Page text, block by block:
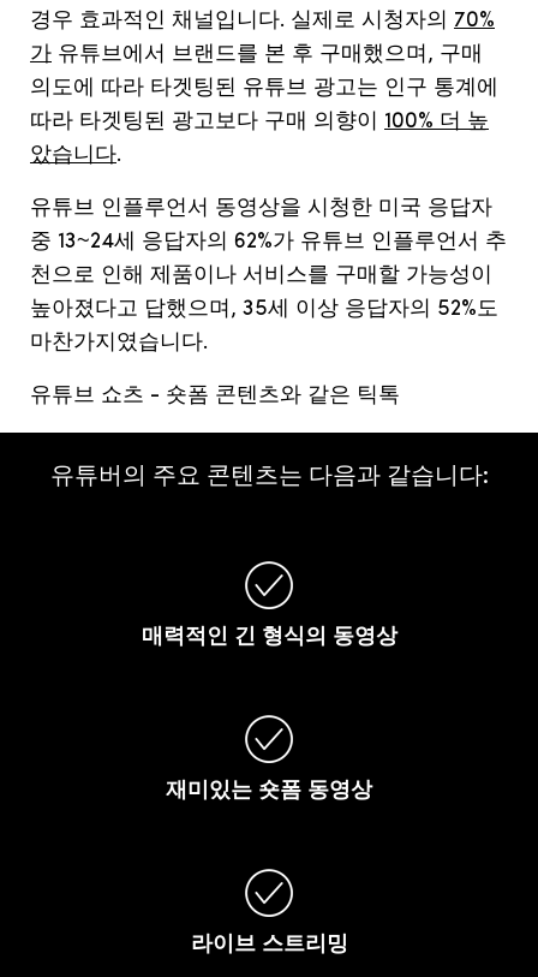
경우 효과적인 채널입니다. 실제로 시청자의 70%
가 유튜브에서 브랜드를 본 후 구매했으며 , 구매
의도에
따라 타겟팅된 유튜브 광고는 인구 통계에
따라 타겟팅된 광고보다 구매 의향이
100% 더 높
았습니다.
유튜브 인플루언서 동영상을 시청한 미국 응답자
중 13~24세 응답자의 62%가 유튜브 인플루언서 추
천으로 인해 제품이나 서비스를 구매할 가능성이
높아졌다고 답했으며 , 35세 이상 응답자의 52%도
마찬가지였습니다.
유튜브 쇼츠 - 숏폼 콘텐츠와 같은 틱톡
유튜버의 주요 콘텐츠는 다음과 같습니다:
매력적인 긴 형식의 동영상
재미있는 숏폼 동영상
라이브 스트리밍